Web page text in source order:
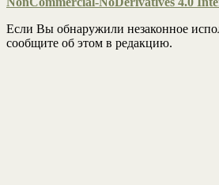
Если Вы обнаружили незаконное
сообщите об этом в редакцию.